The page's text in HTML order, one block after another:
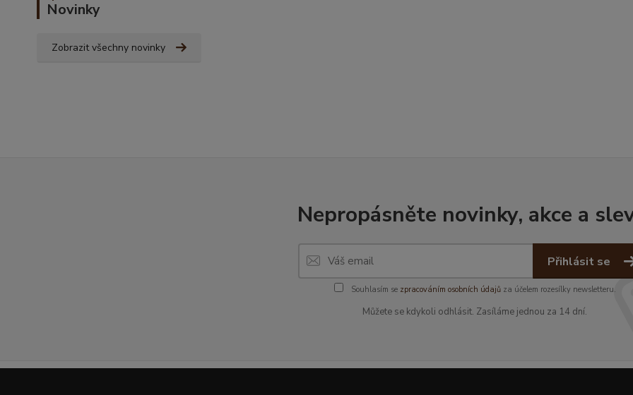
Novinky
Zobrazit všechny novinky
Nepropásněte novinky, akce a
Přihlásit se
Souhlasím se zpracováním osobních údajůza účelem rozesílky newsletteru.
Můžete se kdykoli odhlásit. Zasíláme jednou za 14 dní.